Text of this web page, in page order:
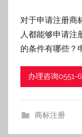
对于申请注册商
人都能够申请注
的条件有哪些？
办理咨询0551-
商标注册